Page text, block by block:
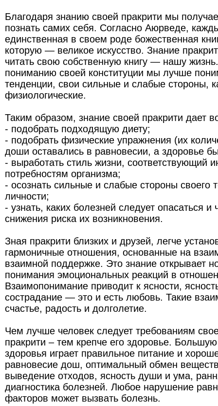
Благодаря знанию своей пракрити мы
познать самих себя. Согласно Аюрведе,
единственная в своем роде божественная
которую — великое искусство. Знание
читать свою собственную книгу — нашу
пониманию своей конституции мы лучше
тенденции, свои сильные и слабые стороны,
физиологические.
Таким образом, знание своей пракрити дает
- подобрать подходящую диету;
- подобрать физические упражнения (их
доши оставались в равновесии, а здоровье
- выработать стиль жизни, соответствующий
потребностям организма;
- осознать сильные и слабые стороны своего
личности;
- узнать, каких болезней следует опасаться и
снижения риска их возникновения.
Зная пракрити близких и друзей, легче
гармоничные отношения, основанные на
взаимной поддержке. Это знание открывает
понимания эмоциональных реакций в
Взаимопонимание приводит к ясности,
сострадание — это и есть любовь. Такие
счастье, радость и долголетие.
Чем лучше человек следует требованиям
пракрити – тем крепче его здоровье.
здоровья играет правильное питание и
равновесие дош, оптимальный обмен
выведение отходов, ясность души и ума,
диагностика болезней. Любое нарушение
факторов может вызвать болезнь.